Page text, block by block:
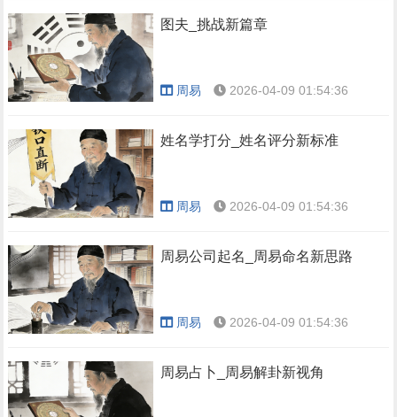
图夫_挑战新篇章
周易 2026-04-09 01:54:36
姓名学打分_姓名评分新标准
周易 2026-04-09 01:54:36
周易公司起名_周易命名新思路
周易 2026-04-09 01:54:36
周易占卜_周易解卦新视角